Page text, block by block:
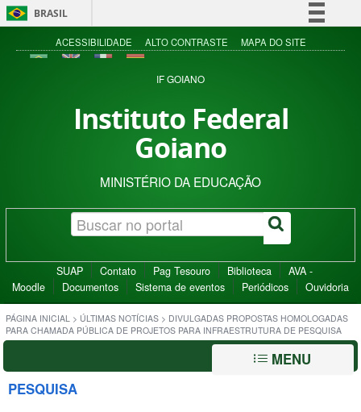
BRASIL
Simplifique!
Acesso à informação
ACESSIBILIDADE ALTO CONTRASTE MAPA DO SITE
IF GOIANO
Instituto Federal
Goiano
MINISTÉRIO DA EDUCAÇÃO
SUAP Contato Pag Tesouro Biblioteca
AVA -
Moodle
Documentos Sistema de eventos Periódicos Ouvidoria
PÁGINA INICIAL > ÚLTIMAS NOTÍCIAS > DIVULGADAS PROPOSTAS HOMOLOGADAS
PARA CHAMADA PÚBLICA DE PROJETOS PARA INFRAESTRUTURA DE PESQUISA
MENU
PESQUISA